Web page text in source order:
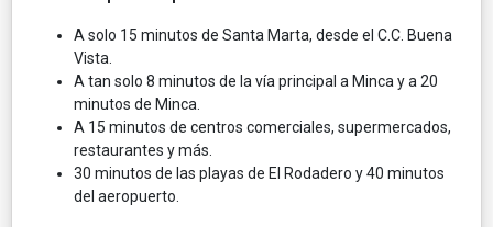
A solo 15 minutos de Santa Marta, desde el C.C. Buena
Vista.
A tan solo 8 minutos de la vía principal a Minca y a 20
minutos de Minca.
A 15 minutos de centros comerciales, supermercados,
restaurantes y más.
30 minutos de las playas de El Rodadero y 40 minutos
del aeropuerto.